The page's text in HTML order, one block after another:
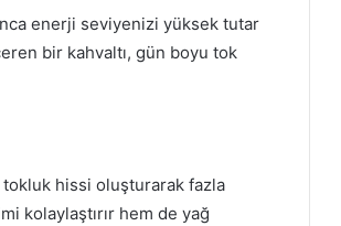
enerji seviyenizi yüksek tutar
bir kahvaltı, gün boyu tok
tokluk hissi oluşturarak fazla
kolaylaştırır hem de yağ